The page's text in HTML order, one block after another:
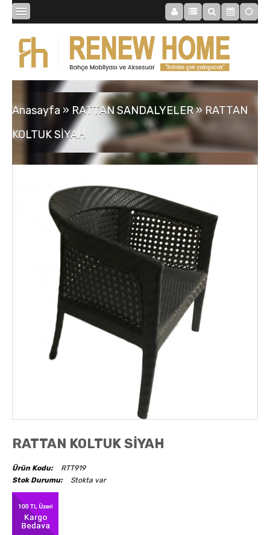
BİBLOLAR
MOBİLYALAR
TABLOLAR
AKSESUARLAR
OBJELER
Anasayfa » RATTAN SANDALYELER» RATTAN
KOLTUK SİYAH
RATTAN KOLTUK SİYAH
Ürün Kodu:
RTT919
Stok Durumu:
Stokta var